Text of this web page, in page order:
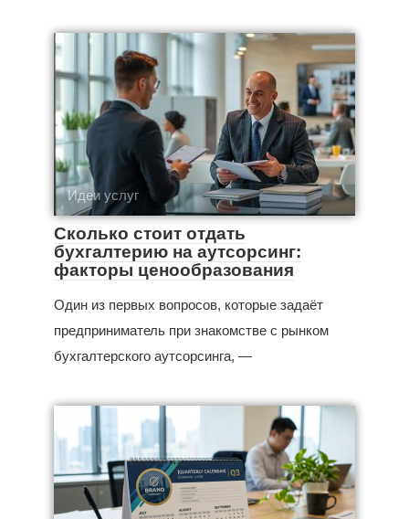
Идеи услуг
Сколько стоит отдать
бухгалтерию на аутсорсинг:
факторы ценообразования
Один из первых вопросов, которые задаёт
предприниматель при знакомстве с рынком
бухгалтерского аутсорсинга, —